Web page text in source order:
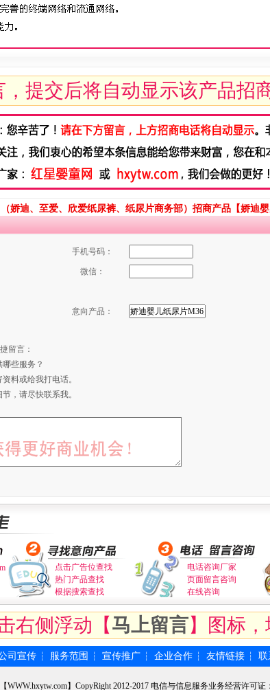
提交后将自动显示该产品招
娇迪、至爱、欣爱纸尿裤、纸尿片商务部）招商产品【娇迪婴
手机号码：
微信：
意向产品：
留言：
些服务？
料或给我打电话。
，请尽快联系我。
点击广告位查找
热门产品查找
根据搜索查找
电话咨询厂家
页面留言咨询
在线咨询
右侧浮动【马上留言】图标
司宣传 ┆ 服务范围 ┆ 宣传推广 ┆ 企业合作 ┆ 友情链接 ┆ 联
【WWW.hxytw.com】CopyRight 2012-2017 电信与信息服务业务经营许可证：